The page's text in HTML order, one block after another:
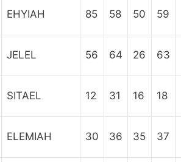
EHYIAH 85 58 50 59
JELEL 56 64 26 63
SITAEL 12 31 16 18
ELEMIAH 30 36 35 37